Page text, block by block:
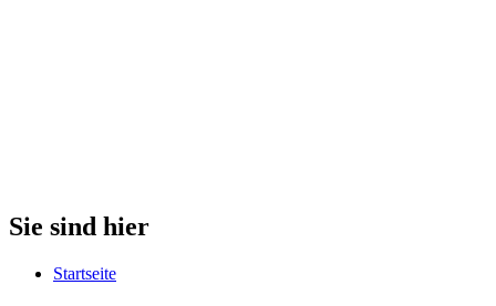
Sie sind hier
Startseite